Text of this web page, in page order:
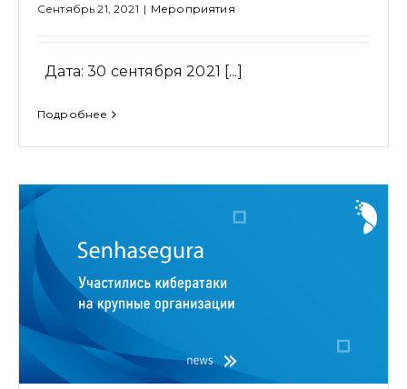
Сентябрь 21, 2021 | Мероприятия
Дата: 30 сентября 2021 [...]
Подробнее